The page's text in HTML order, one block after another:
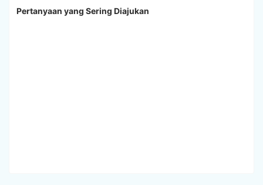
Pertanyaan yang Sering Diajukan